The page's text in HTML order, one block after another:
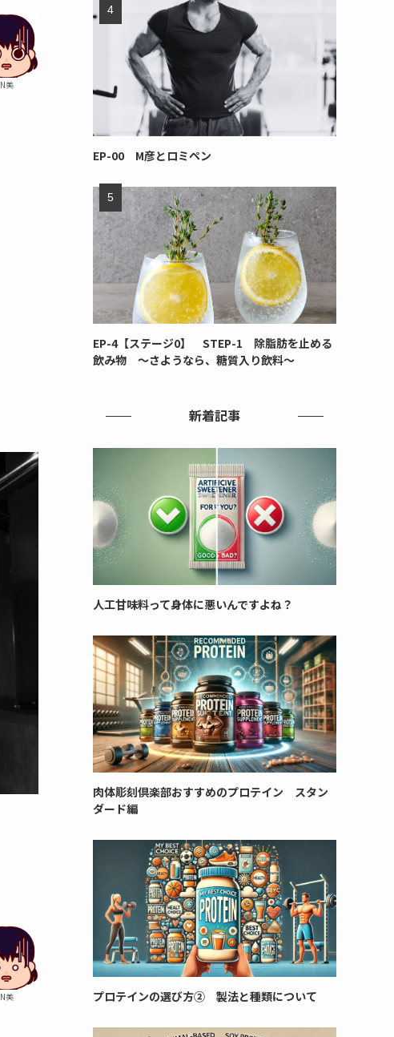
N美
N美
EP-00 M彦とロミペン
EP-4【ステージ0】 STEP-1 除脂肪を止める
飲み物 ～さようなら、糖質入り飲料～
新着記事
人工甘味料って身体に悪いんですよね？
肉体彫刻倶楽部おすすめのプロテイン スタン
ダード編
プロテインの選び方② 製法と種類について